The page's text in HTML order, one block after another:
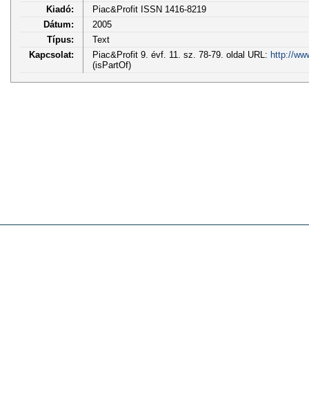
Kiadó:
Piac&Profit ISSN 1416-8219
Dátum:
2005
Típus:
Text
Kapcsolat:
Piac&Profit 9. évf. 11. sz. 78-79. oldal URL: http://
(isPartOf)